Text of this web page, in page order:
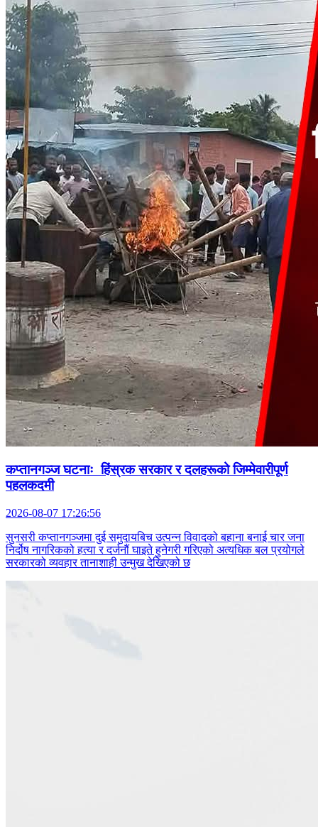
कप्तानगञ्ज घटनाः हिंस्रक सरकार र दलहरूको जिम्मेवारीपूर्ण
पहलकदमी
2026-08-07 17:26:56
सुनसरी कप्तानगञ्जमा दुई समुदायबिच उत्पन्न विवादको बहाना बनाई चार जना
निर्दोष नागरिकको हत्या र दर्जनौं घाइते हुनेगरी गरिएको अत्यधिक बल प्रयोगले
सरकारको व्यवहार तानाशाही उन्मुख देखिएको छ